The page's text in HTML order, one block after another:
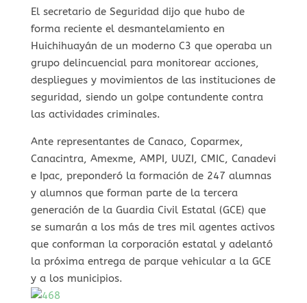
El secretario de Seguridad dijo que hubo de
forma reciente el desmantelamiento en
Huichihuayán de un moderno C3 que operaba un
grupo delincuencial para monitorear acciones,
despliegues y movimientos de las instituciones de
seguridad, siendo un golpe contundente contra
las actividades criminales.
Ante representantes de Canaco, Coparmex,
Canacintra, Amexme, AMPI, UUZI, CMIC, Canadevi
e Ipac, preponderó la formación de 247 alumnas
y alumnos que forman parte de la tercera
generación de la Guardia Civil Estatal (GCE) que
se sumarán a los más de tres mil agentes activos
que conforman la corporación estatal y adelantó
la próxima entrega de parque vehicular a la GCE
y a los municipios.